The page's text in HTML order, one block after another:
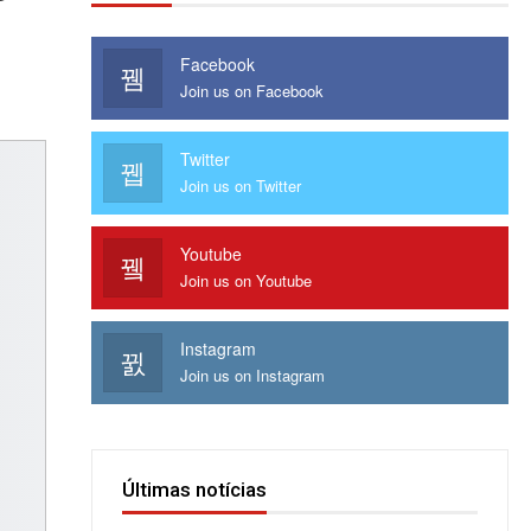
Facebook
Join us on Facebook
Twitter
Join us on Twitter
Youtube
Join us on Youtube
Instagram
Join us on Instagram
Últimas notícias